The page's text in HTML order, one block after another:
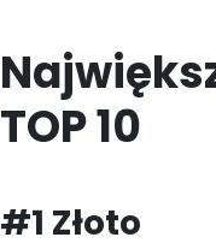
TOP 10
#1 Złoto